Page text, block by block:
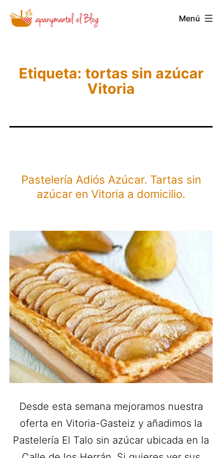
Saltar
Novedades
Menú
Etiqueta: tortas sin azúcar
Vitoria
Pastelería Adiós Azúcar. Tartas sin
azúcar en Vitoria a domicilio.
Desde esta semana mejoramos nuestra
oferta en Vitoria-Gasteiz y añadimos la
Pastelería El Talo sin azúcar ubicada en la